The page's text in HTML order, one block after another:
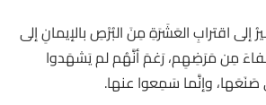
إلى اقترابِ العَشَرَةِ مِنَ البُرْصِ بالإيمانِ إلى
مِن مَرَضِهِم، رَغمَ أنَّهُم لم يَشهَدوا
صَنَعَها، وإنَّما سَمِعوا عنها.